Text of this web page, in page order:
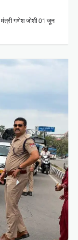
गणेश जोशी 01 जून